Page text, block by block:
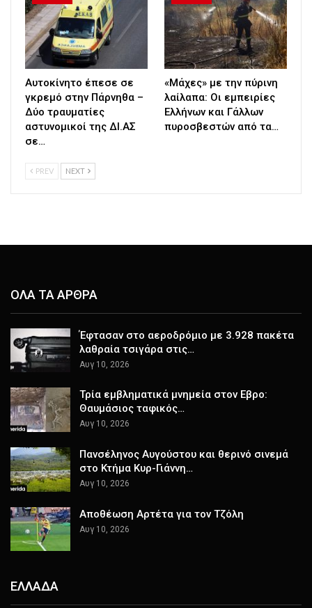
Αυτοκίνητο έπεσε σε
γκρεμό στην Πάρνηθα –
Δύο τραυματίες
αστυνομικοί της ΔΙ.ΑΣ
σε…
«Μάχες» με την πύρινη
λαίλαπα: Οι εμπειρίες
Ελλήνων και Γάλλων
πυροσβεστών από τα…
PREV NEXT
ΟΛΑ ΤΑ ΑΡΘΡΑ
Έφτασαν στο αεροδρόμιο με 3.928 πακέτα
λαθραία τσιγάρα στις…
Αυγ 10, 2026
Τρία εμβληματικά μνημεία στον Εβρο:
Θαυμάσιος ταφικός…
Αυγ 10, 2026
Πανσέληνος Αυγούστου και θερινό σινεμά
στο Κτήμα Κυρ-Γιάννη…
Αυγ 10, 2026
Αποθέωση Αρτέτα για τον Τζόλη
Αυγ 10, 2026
ΕΛΛΑΔΑ